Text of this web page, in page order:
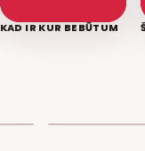
KAD IR KUR BEBŪTUM